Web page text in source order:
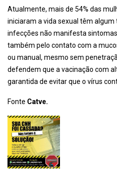
Atualmente, mais de 54% das
iniciaram a vida sexual têm algum
infecções não manifesta
também pelo contato com a
ou manual, mesmo sem
defendem que a vacinação com
garantida de evitar que o vírus
Fonte Catve.